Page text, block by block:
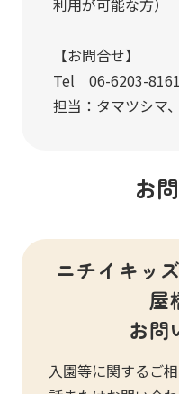
利用が可能な方）
【お問合せ】
Tel 06-6203-8161
担当：タマツシマ
お
ニチイキッ
屋
お問
入園等に関するご